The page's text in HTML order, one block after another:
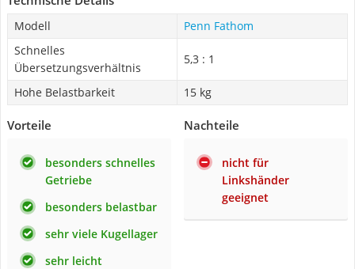
Modell
Penn Fathom
Schnelles
Übersetzungsverhältnis
5,3 : 1
Hohe Belastbarkeit 15 kg
Vorteile
besonders schnelles
Getriebe
besonders belastbar
sehr viele Kugellager
sehr leicht
Nachteile
nicht für
Linkshänder
geeignet